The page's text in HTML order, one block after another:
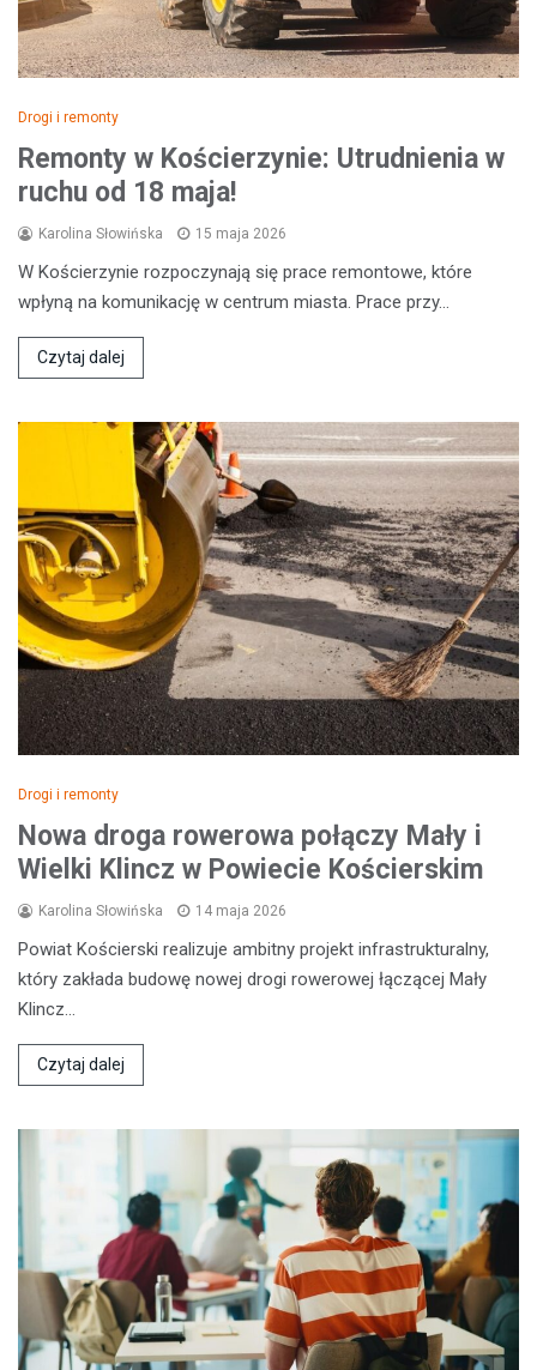
Drogi i remonty
Remonty w Kościerzynie: Utrudnienia w
ruchu od 18 maja!
Karolina Słowińska 15 maja 2026
W Kościerzynie rozpoczynają się prace remontowe, które
wpłyną na komunikację w centrum miasta. Prace przy…
Czytaj dalej
Drogi i remonty
Nowa droga rowerowa połączy Mały i
Wielki Klincz w Powiecie Kościerskim
Karolina Słowińska 14 maja 2026
Powiat Kościerski realizuje ambitny projekt infrastrukturalny,
który zakłada budowę nowej drogi rowerowej łączącej Mały
Klincz…
Czytaj dalej